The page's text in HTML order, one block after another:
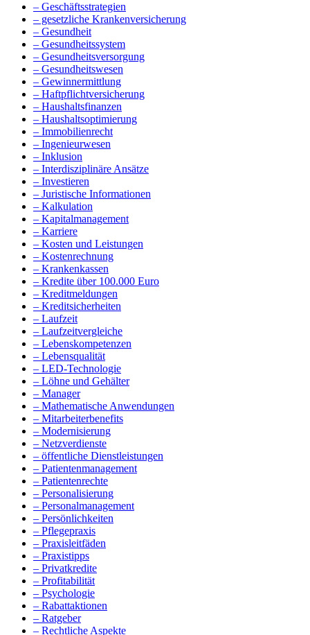
– Geschäftsstrategien
– gesetzliche Krankenversicherung
– Gesundheit
– Gesundheitssystem
– Gesundheitsversorgung
– Gesundheitswesen
– Gewinnermittlung
– Haftpflichtversicherung
– Haushaltsfinanzen
– Haushaltsoptimierung
– Immobilienrecht
– Ingenieurwesen
– Inklusion
– Interdisziplinäre Ansätze
– Investieren
– Juristische Informationen
– Kalkulation
– Kapitalmanagement
– Karriere
– Kosten und Leistungen
– Kostenrechnung
– Krankenkassen
– Kredite über 100.000 Euro
– Kreditmeldungen
– Kreditsicherheiten
– Laufzeit
– Laufzeitvergleiche
– Lebenskompetenzen
– Lebensqualität
– LED-Technologie
– Löhne und Gehälter
– Manager
– Mathematische Anwendungen
– Mitarbeiterbenefits
– Modernisierung
– Netzverdienste
– öffentliche Dienstleistungen
– Patientenmanagement
– Patientenrechte
– Personalisierung
– Personalmanagement
– Persönlichkeiten
– Pflegepraxis
– Praxisleitfäden
– Praxistipps
– Privatkredite
– Profitabilität
– Psychologie
– Rabattaktionen
– Ratgeber
– Rechtliche Aspekte